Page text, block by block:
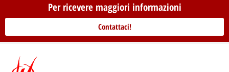
Per ricevere maggiori informazioni
Contattaci!